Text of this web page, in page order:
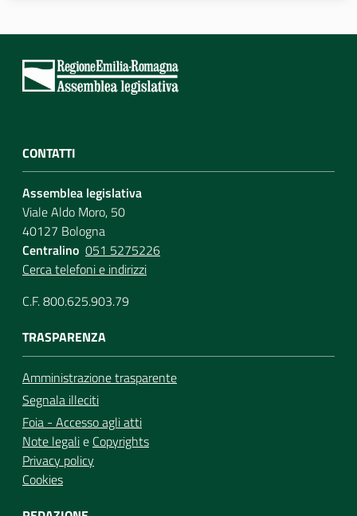
CONTATTI
Assemblea legislativa
Viale Aldo Moro, 50
40127 Bologna
Centralino 051 5275226
Cerca telefoni e indirizzi
C.F. 800.625.903.79
TRASPARENZA
Amministrazione trasparente
Segnala illeciti
Foia - Accesso agli atti
Note legalie Copyrights
Privacy policy
Cookies